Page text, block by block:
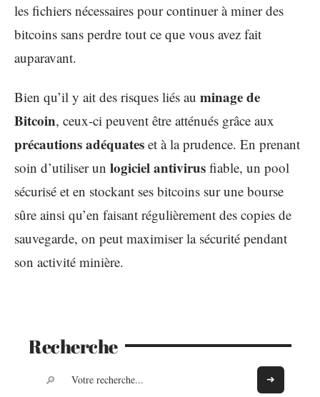
les fichiers nécessaires pour continuer à miner des
bitcoins sans perdre tout ce que vous avez fait
auparavant.
Bien qu’il y ait des risques liés au minage de
Bitcoin, ceux-ci peuvent être atténués grâce aux
précautions adéquates et à la prudence. En prenant
soin d’utiliser un logiciel antivirus fiable, un pool
sécurisé et en stockant ses bitcoins sur une bourse
sûre ainsi qu’en faisant régulièrement des copies de
sauvegarde, on peut maximiser la sécurité pendant
son activité minière.
Recherche